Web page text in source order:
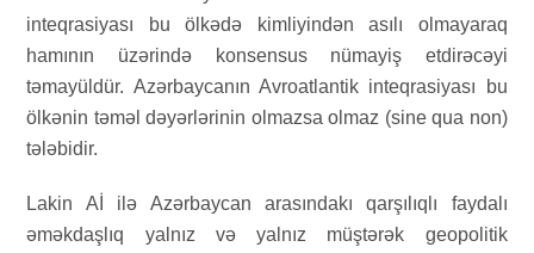
inteqrasiyası bu ölkədə kimliyindən asılı olmayaraq
hamının üzərində konsensus nümayiş etdirəcəyi
təmayüldür. Azərbaycanın Avroatlantik inteqrasiyası bu
ölkənin təməl dəyərlərinin olmazsa olmaz (sine qua non)
tələbidir.
Lakin Aİ ilə Azərbaycan arasındakı qarşılıqlı faydalı
əməkdaşlıq yalnız və yalnız müştərək geopolitik